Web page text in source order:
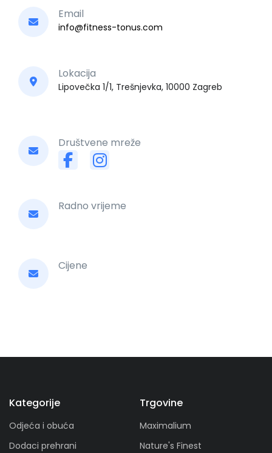
Email
info@fitness-tonus.com
Lokacija
Lipovečka 1/1, Trešnjevka, 10000 Zagreb
Društvene mreže
Radno vrijeme
Cijene
Kategorije
Odjeća i obuća
Dodaci prehrani
Trgovine
Maximalium
Nature's Finest